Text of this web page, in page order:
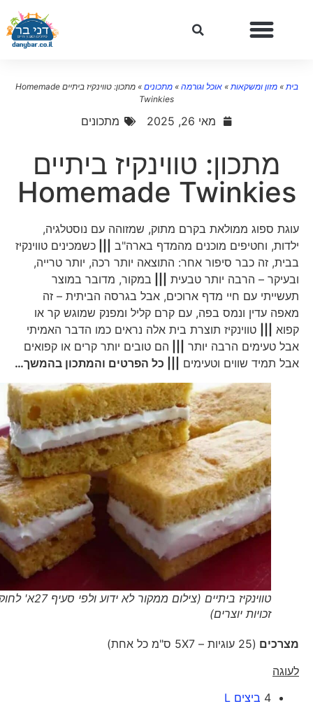
»מזון ומשקאות»אוכל וגורמה»מתכונים»
מתכון: טווינקיז ביתיים Homemade
Twinkies
מאי 26, 2025 מתכונים
מתכון: טווינקיז ביתיים
Homemade Twinkies
עוגת ספוג ממולאת בקרם מתוק, שמזוהה עם נוסטלגיה,
ילדות, וחטיפים מוכנים מהמדף בארה"ב|||
כשמכינים טווינקיז
בבית, זה כבר סיפור אחר: התוצאה יותר רכה, יותר טרייה,
ובעיקר – הרבה יותר טבעית|||
במקור, מדובר במוצר
תעשייתי עם חיי מדף ארוכים, אבל בגרסה הביתית – זה
מאפה עדין ונמס בפה, עם קרם קליל ומפנק שמוגש קר או
קפוא|||
טווינקיז תוצרת בית אלה נראים כמו הדבר האמיתי
אבל טעימים הרבה יותר|||
הם טובים יותר קרים או קפואים
אבל תמיד שווים וטעימים||| כל הפרטים והמתכון בהמשך…
טווינקיז ביתיים (צילום ממקור לא ידוע ולפי סעיף 27א' לחוק
זכויות יוצרים)
מצרכים(25 עוגיות – 5X7 ס"מ כל אחת)
לעוגה
4 ביצים L